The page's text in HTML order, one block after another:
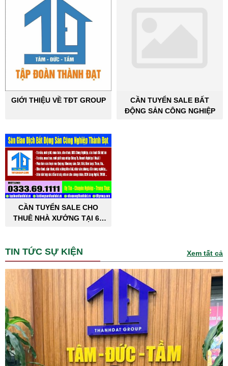
GIỚI THIỆU VỀ TĐT GROUP
CẦN TUYỂN SALE BẤT
ĐỘNG SẢN CÔNG NGHIỆP
CẦN TUYỂN SALE CHO
THUÊ NHÀ XƯỞNG TẠI 63
TIN TỨC SỰ KIỆN Xem tất cả